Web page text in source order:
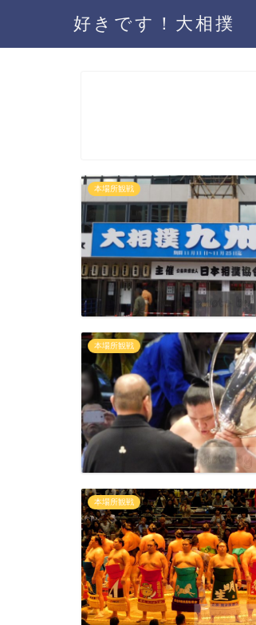
好きです！大相撲
本場所観戦
本場所観戦
本場所観戦